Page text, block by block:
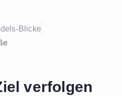
Blicke
verfolgen